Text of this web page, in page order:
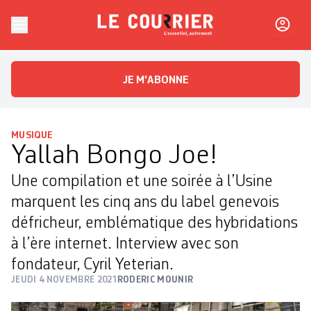
Le CourrierL'essentiel, autrement
JE M'ABONNE
MUSIQUE
Yallah Bongo Joe!
Une compilation et une soirée à l’Usine
marquent les cinq ans du label genevois
défricheur, ­emblématique des hybridations
à l’ère internet. Interview avec son
fondateur, Cyril Yeterian.
JEUDI 4 NOVEMBRE 2021 RODERIC MOUNIR